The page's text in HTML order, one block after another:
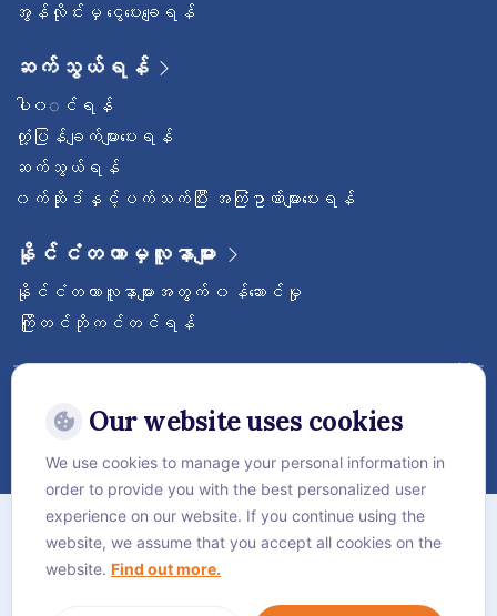
အွန်လိုင်းမှ ငွေပေးချေရန်
ဆက်သွယ်ရန်
ပါ၀◌င်ရန်
တုံ့ပြန်ချက်များပေးရန်
ဆက်သွယ်ရန်
၀က်ဆိုဒ်နှင့်ပက်သက်ပြီး အကြံဥာဏ်များပေးရန်
နိုင်ငံတကာမှလူနာများ
နိုင်ငံတကာလူနာများအတွက် ၀န်ဆောင်မှု
ကြိုတင်ဘိုကင်တင်ရန်
ဝေ့ဌာနီနိုင်ငံတကာဆေးရုံကြီးကို follow လုပ်
ထားပါ
အကြောင်း
လုံခြုံရေးဆိုင်ရာ စည်းမျဥ်းစည်းကမ်းများ
Our website uses cookies
We use cookies to manage your personal information in
order to provide you with the best personalized user
experience on our website. If you continue using the
website, we assume that you accept all cookies on the
website. Find out more.